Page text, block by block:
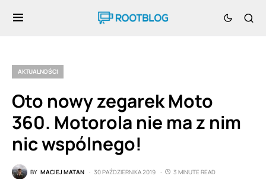
AKTUALNOŚCI
Oto nowy zegarek Moto
360. Motorola nie ma z nim
nic wspólnego!
BY MACIEJ MATAN 30 PAŹDZIERNIKA 2019
3 MINUTE READ